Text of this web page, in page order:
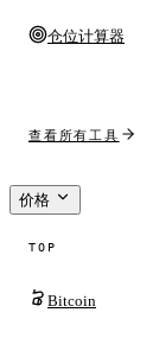
仓位计算器
查看所有工具
价格
TOP
Bitcoin